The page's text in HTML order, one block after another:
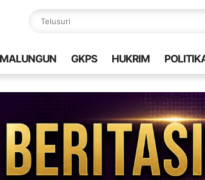
GKPS HUKRIM